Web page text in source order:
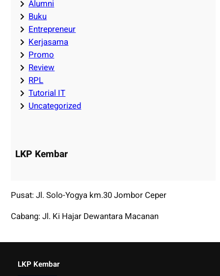
Alumni
Buku
Entrepreneur
Kerjasama
Promo
Review
RPL
Tutorial IT
Uncategorized
LKP Kembar
Pusat: Jl. Solo-Yogya km.30 Jombor Ceper
Cabang: Jl. Ki Hajar Dewantara Macanan
LKP Kembar